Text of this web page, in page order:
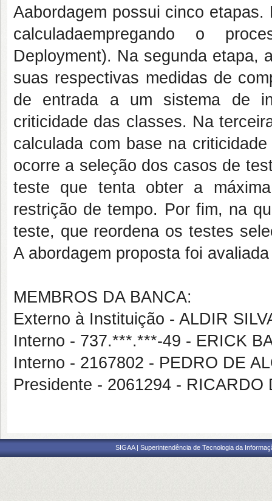
Aabordagem possui cinco
calculadaempregando o
Deployment). Na segunda etapa,
suas respectivas medidas de
de entrada a um sistema de
criticidade das classes. Na
calculada com base na
ocorre a seleção dos casos de
teste que tenta obter a
restrição de tempo. Por fim, na
teste, que reordena os testes
A abordagem proposta foi
MEMBROS DA BANCA:
Externo à Instituição - ALDIR
Interno - 737.***.***-49 - ERICK
Interno - 2167802 - PEDRO DE
Presidente - 2061294 -
SIGAA | Superintendência de Tecnologia da